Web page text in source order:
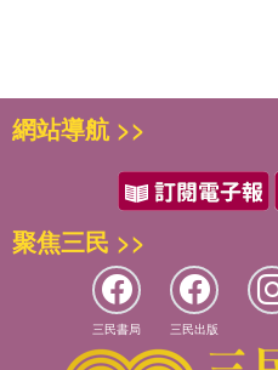
網站導航 >>
聚焦三民 >>
三民書局 三民出版